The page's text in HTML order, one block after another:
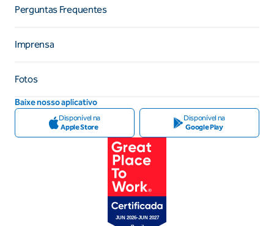
Perguntas Frequentes
Imprensa
Fotos
Baixe nosso aplicativo
Disponível na
Apple Store
Disponível na
Google Play